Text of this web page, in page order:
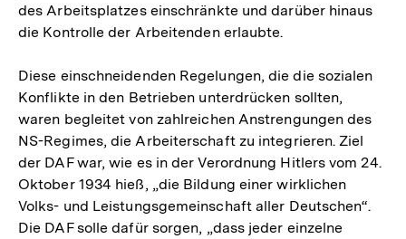
des Arbeitsplatzes einschränkte und darüber hinaus
die Kontrolle der Arbeitenden erlaubte.
Diese einschneidenden Regelungen, die die sozialen
Konflikte in den Betrieben unterdrücken sollten,
waren begleitet von zahlreichen Anstrengungen des
NS-Regimes, die Arbeiterschaft zu integrieren. Ziel
der DAF war, wie es in der Verordnung Hitlers vom 24.
Oktober 1934 hieß, „die Bildung einer wirklichen
Volks- und Leistungsgemeinschaft aller Deutschen“.
Die DAF solle dafür sorgen, „dass jeder einzelne